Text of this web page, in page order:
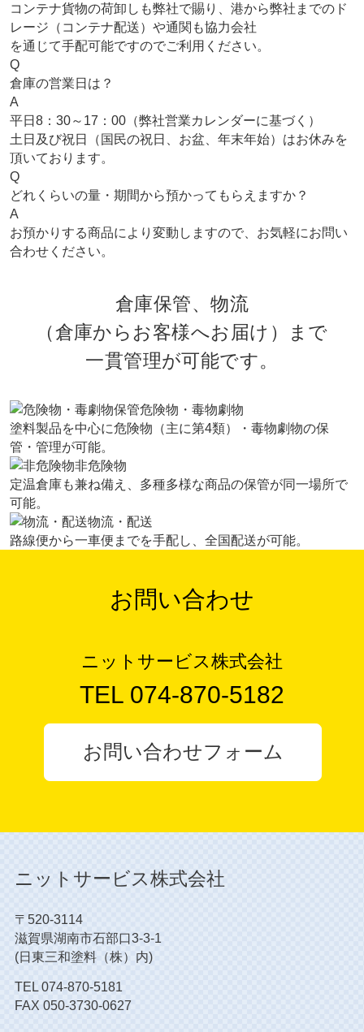
倉庫保管
倉庫保管 Q&A
コンテナ貨物の荷卸しも弊社で賜り、港から弊社までのド
レージ（コンテナ配送）や通関も協力会社
を通じて手配可能ですのでご利用ください。
Q
倉庫の営業日は？
A
平日8：30～17：00（弊社営業カレンダーに基づく）
土日及び祝日（国民の祝日、お盆、年末年始）はお休みを
頂いております。
Q
どれくらいの量・期間から預かってもらえますか？
A
お預かりする商品により変動しますので、お気軽にお問い
合わせください。
倉庫保管、物流
（倉庫からお客様へお届け）まで
一貫管理が可能です。
危険物・毒物劇物
塗料製品を中心に危険物（主に第4類）・毒物劇物の保
管・管理が可能。
非危険物
定温倉庫も兼ね備え、多種多様な商品の保管が同一場所で
可能。
物流・配送
路線便から一車便までを手配し、全国配送が可能。
お問い合わせ
ニットサービス株式会社
TEL 074-870-5182
お問い合わせフォーム
ニットサービス株式会社
〒520-3114
滋賀県湖南市石部口3-3-1
(日東三和塗料（株）内)
TEL 074-870-5181
FAX 050-3730-0627